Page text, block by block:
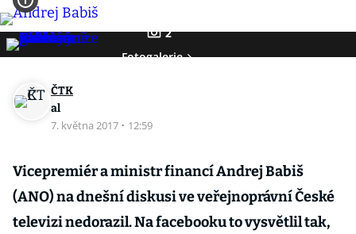
2
Fotogalerie
ČTK
al
7. května 2017 · 12:59
Vicepremiér a ministr financí Andrej Babiš
(ANO) na dnešní diskusi ve veřejnoprávní České
televizi nedorazil. Na facebooku to vysvětlil tak,